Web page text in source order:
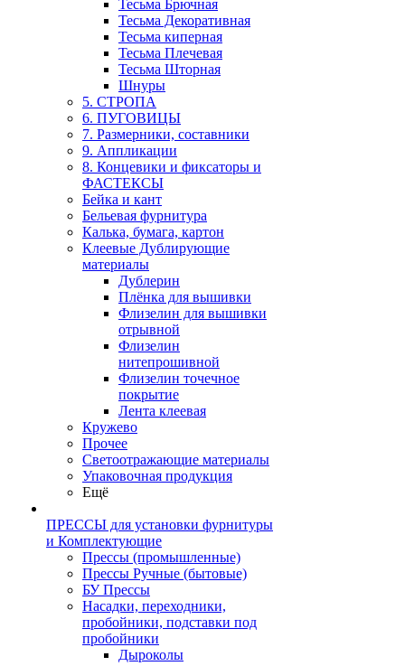
Тесьма Брючная
Тесьма Декоративная
Тесьма киперная
Тесьма Плечевая
Тесьма Шторная
Шнуры
5. СТРОПА
6. ПУГОВИЦЫ
7. Размерники, составники
9. Аппликации
8. Концевики и фиксаторы и
ФАСТЕКСЫ
Бейка и кант
Бельевая фурнитура
Калька, бумага, картон
Клеевые Дублирующие
материалы
Дублерин
Плёнка для вышивки
Флизелин для вышивки
отрывной
Флизелин
нитепрошивной
Флизелин точечное
покрытие
Лента клеевая
Кружево
Прочее
Светоотражающие материалы
Упаковочная продукция
Ещё
ПРЕССЫ для установки фурнитуры
и Комплектующие
Прессы (промышленные)
Прессы Ручные (бытовые)
БУ Прессы
Насадки, переходники,
пробойники, подставки под
пробойники
Дыроколы